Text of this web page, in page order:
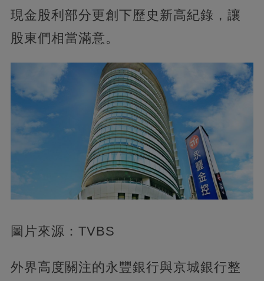
現金股利部分更創下歷史新高紀錄，讓
股東們相當滿意。
圖片來源：TVBS
外界高度關注的永豐銀行與京城銀行整